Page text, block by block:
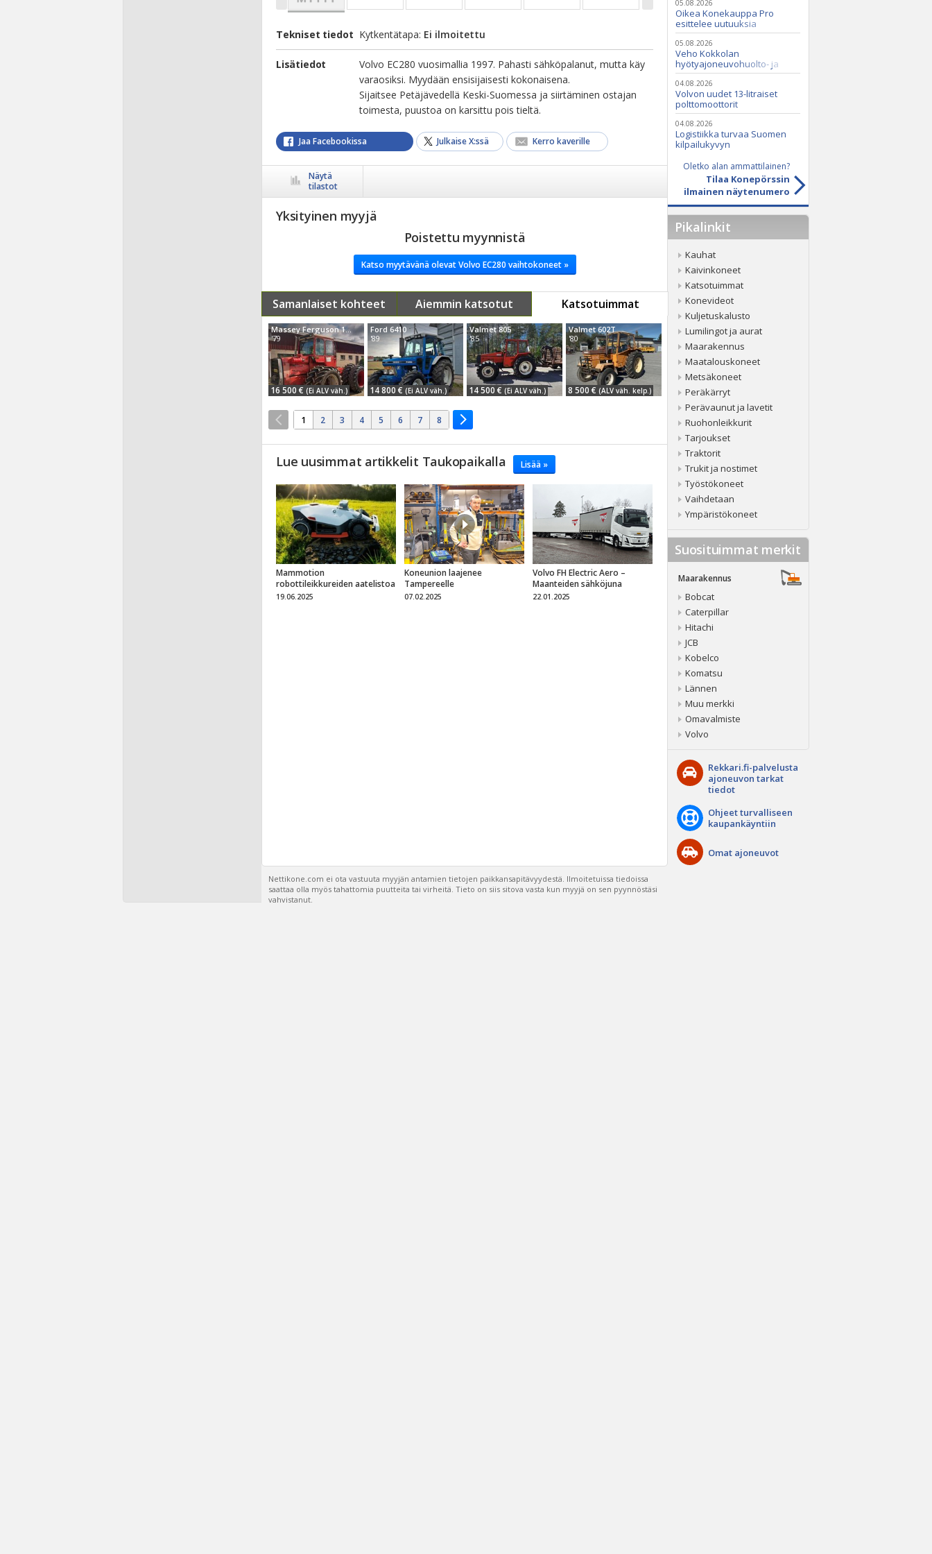
Tekniset tiedot Kytkentätapa: Ei ilmoitettu
Lisätiedot
Volvo EC280 vuosimallia 1997. Pahasti sähköpalanut, mutta käy
varaosiksi. Myydään ensisijaisesti kokonaisena.
Sijaitsee Petäjävedellä Keski-Suomessa ja siirtäminen ostajan
toimesta, puustoa on karsittu pois tieltä.
Jaa Facebookissa Julkaise X:ssä Kerro kaverille
Näytä
tilastot
Yksityinen myyjä
Poistettu myynnistä
Katso myytävänä olevat Volvo EC280 vaihtokoneet »
Samanlaiset kohteet Aiemmin katsotut Katsotuimmat
Massey Ferguson 1200
'79
16 500 € (Ei ALV väh.)
Ford 6410
'89
14 800 € (Ei ALV väh.)
Valmet 805
'85
14 500 € (Ei ALV väh.)
Valmet 602T
'80
8 500 € (ALV väh. kelp.)
1 2 3 4 5 6 7 8
Lue uusimmat artikkelit Taukopaikalla Lisää »
Mammotion
robottileikkureiden aatelistoa
19.06.2025
Koneunion laajenee
Tampereelle
07.02.2025
Volvo FH Electric Aero –
Maanteiden sähköjuna
22.01.2025
Nettikone.com ei ota vastuuta myyjän antamien tietojen paikkansapitävyydestä. Ilmoitetuissa tiedoissa
saattaa olla myös tahattomia puutteita tai virheitä. Tieto on siis sitova vasta kun myyjä on sen pyynnöstäsi
vahvistanut.
05.08.2026
Oikea Konekauppa Pro
esittelee uutuuksia
ammattikäyttöön
05.08.2026
Veho Kokkolan
hyötyajoneuvohuolto- ja
varaosatoiminnot Q2 Service
Oy:lle lokakuussa
04.08.2026
Volvon uudet 13-litraiset
polttomoottorit
04.08.2026
Logistiikka turvaa Suomen
kilpailukyvyn
Oletko alan ammattilainen?
Tilaa Konepörssin
ilmainen näytenumero
Pikalinkit
Kauhat
Kaivinkoneet
Katsotuimmat
Konevideot
Kuljetuskalusto
Lumilingot ja aurat
Maarakennus
Maatalouskoneet
Metsäkoneet
Peräkärryt
Perävaunut ja lavetit
Ruohonleikkurit
Tarjoukset
Traktorit
Trukit ja nostimet
Työstökoneet
Vaihdetaan
Ympäristökoneet
Suosituimmat merkit
Maarakennus
Bobcat
Caterpillar
Hitachi
JCB
Kobelco
Komatsu
Lännen
Muu merkki
Omavalmiste
Volvo
Rekkari.fi-palvelusta
ajoneuvon tarkat
tiedot
Ohjeet turvalliseen
kaupankäyntiin
Omat ajoneuvot